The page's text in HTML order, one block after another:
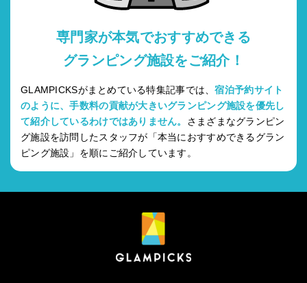
専門家が本気でおすすめできる
グランピング施設をご紹介！
GLAMPICKSがまとめている特集記事では、宿泊予約サイト
のように、手数料の貢献が大きいグランピング施設を優先し
て紹介しているわけではありません。 さまざまなグランピン
グ施設を訪問したスタッフが「本当におすすめできるグラン
ピング施設」を順にご紹介しています。